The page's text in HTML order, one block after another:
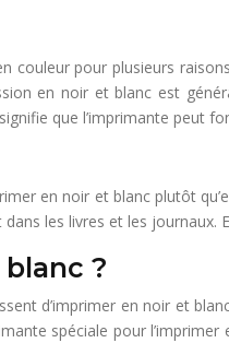
couleur pour plusieurs
en noir et blanc est
que l’imprimante peut
en noir et blanc plutôt
les livres et les
?
d’imprimer en noir et
spéciale pour